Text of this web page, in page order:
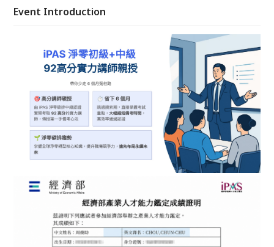
級課程則是教您**「如何施工與選材」**，您將學會
技術）、甚至懂得如何向政府申請綠建築標章（法規揭
Event Introduction